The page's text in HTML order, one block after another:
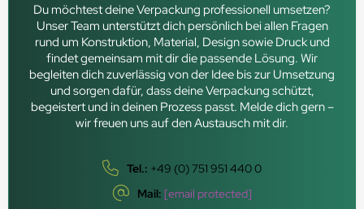
Du möchtest deine Verpackung professionell umsetzen?
Unser Team unterstützt dich persönlich bei allen Fragen
rund um Konstruktion, Material, Design sowie Druck und
findet gemeinsam mit dir die passende Lösung. Wir
begleiten dich zuverlässig von der Idee bis zur Umsetzung
und sorgen dafür, dass deine Verpackung schützt,
begeistert und in deinen Prozess passt. Melde dich gern –
wir freuen uns auf den Austausch mit dir.
Tel.: +49 (0) 751 951 440 0
Mail: [email protected]